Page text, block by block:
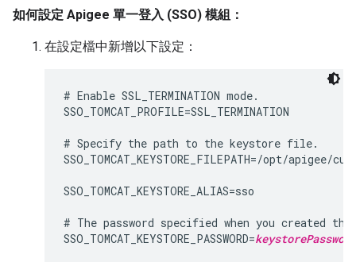
如何設定 Apigee 單一登入 (SSO) 模組：
在設定檔中新增以下設定：
# Enable SSL_TERMINATION mode.
SSO_TOMCAT_PROFILE=SSL_TERMINATION
# Specify the path to the keystore file.
SSO_TOMCAT_KEYSTORE_FILEPATH=/opt/
SSO_TOMCAT_KEYSTORE_ALIAS=sso
# The password specified when you created
SSO_TOMCAT_KEYSTORE_PASSWORD=keystorePassword